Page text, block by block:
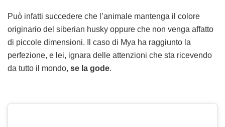
Può infatti succedere che l’animale mantenga il colore
originario del siberian husky oppure che non venga affatto
di piccole dimensioni. Il caso di Mya ha raggiunto la
perfezione, e lei, ignara delle attenzioni che sta ricevendo
da tutto il mondo, se la gode.